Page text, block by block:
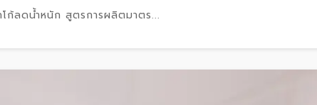
ก้ลดน้ำหนัก สูตรการผลิตมาตร...